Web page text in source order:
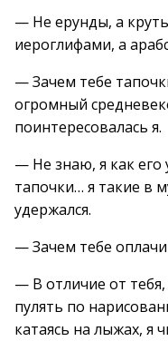
— Не ерунды, а
иероглифами, а
— Зачем тебе
огромный
поинтересовалась я.
— Не знаю, я как его
тапочки… я такие в
удержался.
— Зачем тебе
— В отличие от
пулять по
катаясь на лыжах, я